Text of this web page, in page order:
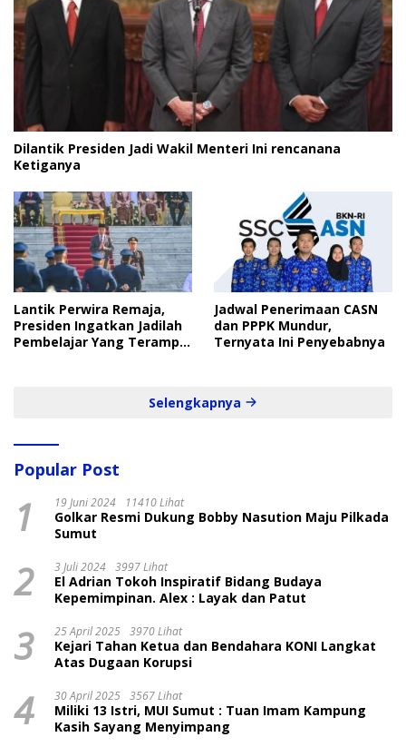
Dilantik Presiden Jadi Wakil Menteri Ini rencanana
Ketiganya
Lantik Perwira Remaja,
Presiden Ingatkan Jadilah
Pembelajar Yang Terampil
Jadwal Penerimaan CASN
dan PPPK Mundur,
Ternyata Ini Penyebabnya
Selengkapnya
Popular Post
1 19 Juni 2024 11410 Lihat
Golkar Resmi Dukung Bobby Nasution Maju Pilkada
Sumut
2 3 Juli 2024 3997 Lihat
El Adrian Tokoh Inspiratif Bidang Budaya
Kepemimpinan. Alex : Layak dan Patut
3 25 April 2025 3970 Lihat
Kejari Tahan Ketua dan Bendahara KONI Langkat
Atas Dugaan Korupsi
4 30 April 2025 3567 Lihat
Miliki 13 Istri, MUI Sumut : Tuan Imam Kampung
Kasih Sayang Menyimpang